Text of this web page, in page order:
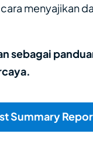
menyajikan
sebagai
Summary